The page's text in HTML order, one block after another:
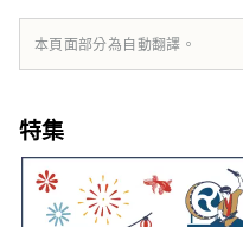
本頁面部分為自動翻譯。
特集